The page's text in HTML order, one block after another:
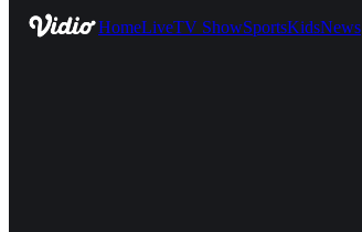
HomeLiveTV ShowSportsKidsNews